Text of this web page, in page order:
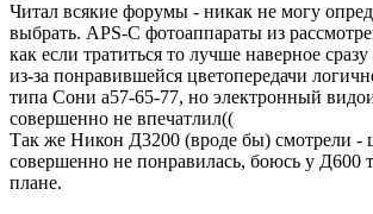
Читал всякие форумы - никак не могу
выбрать. APS-C фотоаппараты из
как если тратиться то лучше наверное
из-за понравившейся цветопередачи
типа Сони а57-65-77, но электронный
совершенно не впечатлил((
Так же Никон Д3200 (вроде бы) смотрели -
совершенно не понравилась, боюсь у Д600
плане.